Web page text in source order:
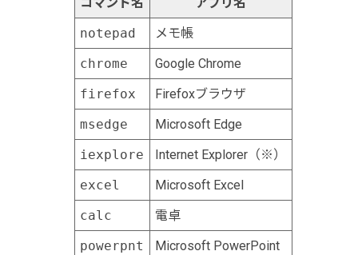
notepad
メモ帳
chrome
Google Chrome
firefox
Firefoxブラウザ
msedge
Microsoft Edge
iexplore
Internet Explorer（※）
excel
Microsoft Excel
calc
電卓
powerpnt
Microsoft PowerPoint